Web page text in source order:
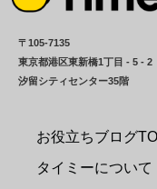
〒105-7135
東京都港区東新橋1丁目 - 5 - 2
汐留シティセンター35階
お役立ちブログ
タイミーについて